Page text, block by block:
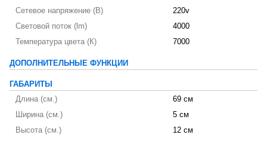
Сетевое напряжение (В)
220v
Световой поток (lm)
4000
Температура цвета (К)
7000
ДОПОЛНИТЕЛЬНЫЕ ФУНКЦИИ
ГАБАРИТЫ
Длина (см.)
69 см
Ширина (см.)
5 см
Высота (см.)
12 см